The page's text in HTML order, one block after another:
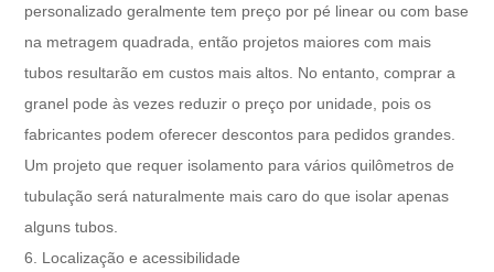
personalizado geralmente tem preço por pé linear ou com base
na metragem quadrada, então projetos maiores com mais
tubos resultarão em custos mais altos. No entanto, comprar a
granel pode às vezes reduzir o preço por unidade, pois os
fabricantes podem oferecer descontos para pedidos grandes.
Um projeto que requer isolamento para vários quilômetros de
tubulação será naturalmente mais caro do que isolar apenas
alguns tubos.
6. Localização e acessibilidade